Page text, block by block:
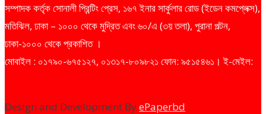
সম্পাদক কর্তৃক সোনালী প্রিন্টিং প্রেস, ১৬৭ ইনার সার্কুলার রোড (ইডেন কমপ্লেক্স),
মতিঝিল, ঢাকা – ১০০০ থেকে মুদ্রিত এবং ৬০/এ (৩য় তলা), পুরানা পল্টন,
ঢাকা-১০০০ থেকে প্রকাশিত ।
মোবাইল : ০১৭৯০-৬৭৫১২৭, ০১৩১৭-৮০৯৮২১ ফোন: ৯৫১৫৪৬১। ই-মেইল:
Design and Development ByePaperbd